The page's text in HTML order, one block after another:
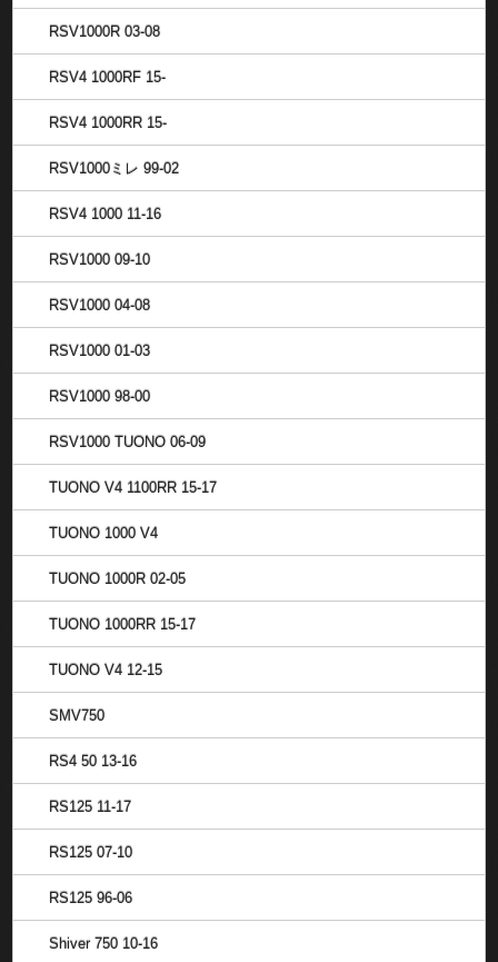
RSV1000R 03-08
RSV4 1000RF 15-
RSV4 1000RR 15-
RSV1000ミレ 99-02
RSV4 1000 11-16
RSV1000 09-10
RSV1000 04-08
RSV1000 01-03
RSV1000 98-00
RSV1000 TUONO 06-09
TUONO V4 1100RR 15-17
TUONO 1000 V4
TUONO 1000R 02-05
TUONO 1000RR 15-17
TUONO V4 12-15
SMV750
RS4 50 13-16
RS125 11-17
RS125 07-10
RS125 96-06
Shiver 750 10-16